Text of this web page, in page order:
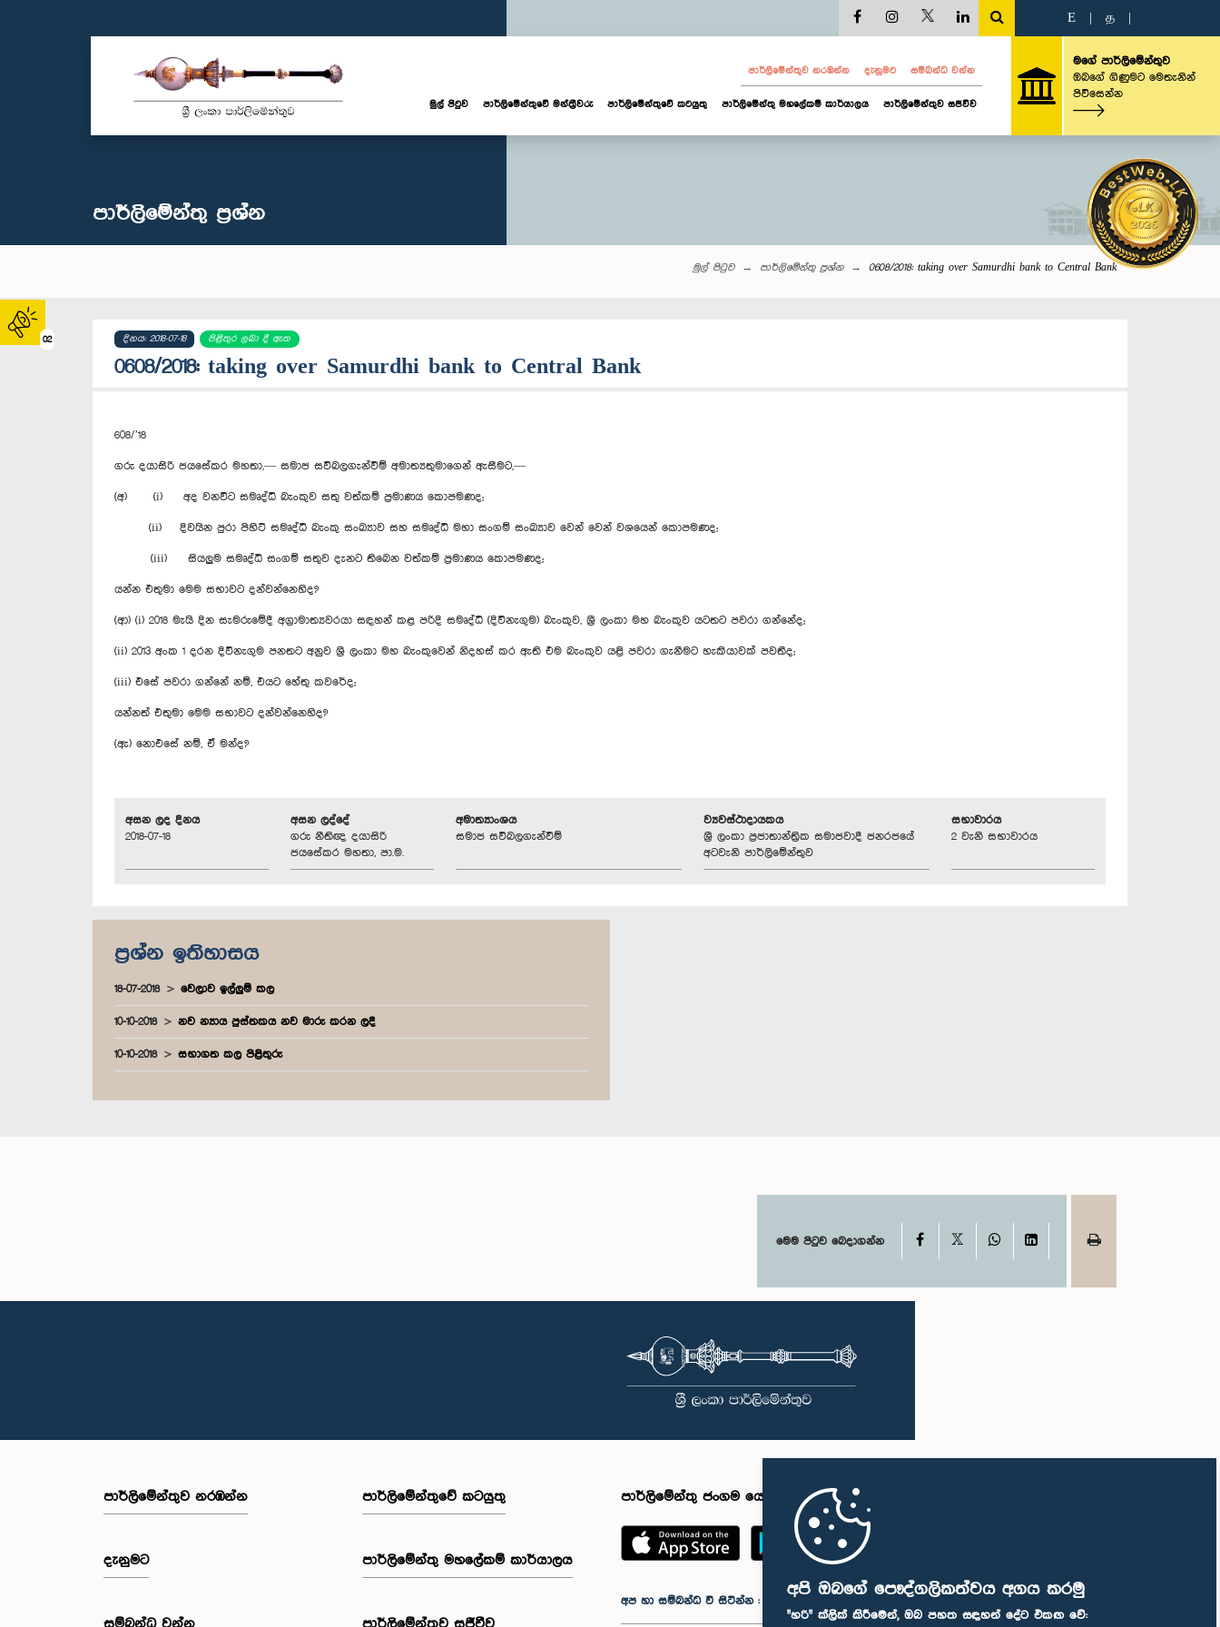
අපි ඔබගේ පෞද්ගලිකත්වය අගය කරමු
"හරි" ක්ලික් කිරීමෙන්, ඔබ පහත සඳහන් දේට එකඟ වේ:
02
E த
පාර්ලි‌මේන්තුව නරඹන්න දැනුමට සම්බන්ධ වන්න
මුල් පිටුව පාර්ලි‌මේන්තුවේ මන්ත්‍රීවරු පාර්ලිමේන්තුවේ කටයුතු පාර්ලිමේන්තු මහලේකම් කාර්යාලය පාර්ලිමේන්තුව සජීවීව
මගේ පාර්ලිමේන්තුව
ඔබගේ ගිණුමට මෙතැනින්
පිවිසෙන්න
පාර්ලි‌මේන්තු‌ ප්‍රශ්න
මුල් පිටුව පාර්ලි‌මේන්තු‌ ප්‍රශ්න 0608/2018: taking over Samurdhi bank to Central Bank
දිනය: 2018-07-18 පිළිතුර ලබා දී ඇත
0608/2018: taking over Samurdhi bank to Central Bank
608/’18
ගරු දයාසිරි ජයසේකර මහතා,— සමාජ සවිබලගැන්වීම් අමාත්‍යතුමාගෙන් ඇසීමට,—
(අ) (i) අද වනවිට සමෘද්ධි බැංකුව සතු වත්කම් ප්‍රමාණය කොපමණද;
(ii) දිවයින පුරා පිහිටි සමෘද්ධි බැංකු සංඛ්‍යාව සහ සමෘද්ධි මහා සංගම් සංඛ්‍යාව වෙන් වෙන් වශයෙන් කොපමණද;
(iii) සියලුම සමෘද්ධි සංගම් සතුව දැනට තිබෙන වත්කම් ප්‍රමාණය කොපමණද;
යන්න එතුමා මෙම සභාවට දන්වන්නෙහිද?
(ආ) (i) 2018 මැයි දින සැමරුමේදී අග්‍රාමාත්‍යවරයා සඳහන් කළ පරිදි සමෘද්ධි (දිවිනැගුම) බැංකුව, ශ්‍රී ලංකා මහ බැංකුව යටතට පවරා ගන්නේද;
(ii) 2013 අංක 1 දරන දිවිනැගුම පනතට අනුව ශ්‍රී ලංකා මහ බැංකුවෙන් නිදහස් කර ඇති එම බැංකුව යළි පවරා ගැනීමට හැකියාවක් පවතීද;
(iii) එසේ පවරා ගන්නේ නම්, එයට හේතු කවරේද;
යන්නත් එතුමා මෙම සභාවට දන්වන්නෙහිද?
(ඇ) නොඑසේ නම්, ඒ මන්ද?
අසන ලද දිනය
2018-07-18
අසන ලද්දේ
ගරු නීතිඥ දයාසිරි
ජයසේකර මහතා, පා.ම.
අමාත්‍යාංශය
සමාජ සවිබලගැන්වීම්
ව්‍යවස්ථාදායකය
ශ්‍රී ලංකා ප්‍රජාතාන්ත්‍රික සමාජවාදී ජනරජයේ
අටවැනි පාර්ලිමේන්තුව
සභාවාරය
2 වැනි සභාවාරය
ප්‍රශ්න ඉතිහාසය
18-07-2018 වෙලාව ඉල්ලුම් කල
10-10-2018 නව න්‍යාය පුස්තකය නව මාරු කරන ලදී
10-10-2018 සභාගත කල පිළිතුරු
මෙම පිටුව බෙදාගන්න Facebook WhatsAppLinkedIn
පාර්ලි‌මේන්තුව නරඹන්න
දැනුමට
පාර්ලිමේන්තුවේ කටයුතු
පාර්ලිමේන්තු මහලේකම් කාර්යාලය
පාර්ලිමේන්තු ජංගම යෙදුම
අප හා සම්බන්ධ වී සිටින්න :